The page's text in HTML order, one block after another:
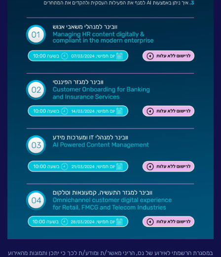
במסגרת הרשמתי לאירוע של נס, הריני מאשר/ת ומודע/ת לכך כי יתכן ותמונות מהאירוע